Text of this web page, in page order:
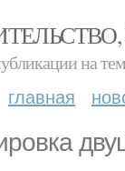
на
главная